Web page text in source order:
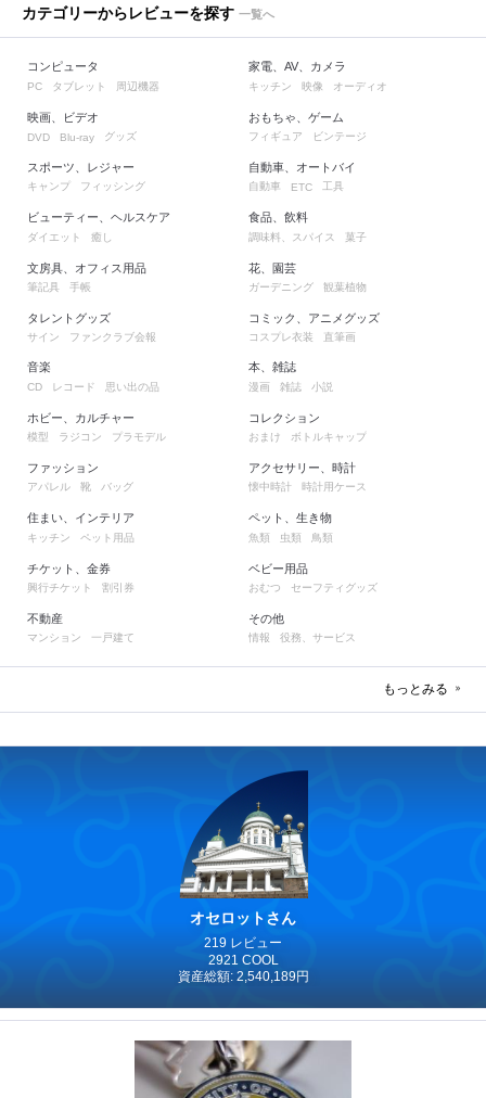
カテゴリーからレビューを探す 一覧へ
コンピュータ
PC タブレット 周辺機器
映画、ビデオ
DVD Blu-ray グッズ
スポーツ、レジャー
キャンプ フィッシング
ビューティー、ヘルスケア
ダイエット 癒し
文房具、オフィス用品
筆記具 手帳
タレントグッズ
サイン ファンクラブ会報
家電、AV、カメラ
キッチン 映像 オーディオ
おもちゃ、ゲーム
フィギュア ビンテージ
自動車、オートバイ
自動車 ETC 工具
食品、飲料
調味料、スパイス 菓子
花、園芸
ガーデニング 観葉植物
コミック、アニメグッズ
コスプレ衣装 直筆画
音楽
CD レコード 思い出の品
ホビー、カルチャー
模型 ラジコン プラモデル
ファッション
アパレル 靴 バッグ
住まい、インテリア
キッチン ペット用品
チケット、金券
興行チケット 割引券
不動産
マンション 一戸建て
本、雑誌
漫画 雑誌 小説
コレクション
おまけ ボトルキャップ
アクセサリー、時計
懐中時計 時計用ケース
ペット、生き物
魚類 虫類 鳥類
ベビー用品
おむつ セーフティグッズ
その他
情報 役務、サービス
もっとみる
オセロットさん
219 レビュー
2921 COOL
資産総額: 2,540,189円